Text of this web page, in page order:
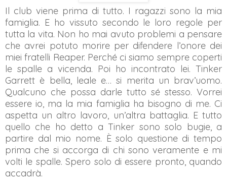
Il club viene prima di tutto. I ragazzi sono la mia
famiglia. E ho vissuto secondo le loro regole per
tutta la vita. Non ho mai avuto problemi a pensare
che avrei potuto morire per difendere l’onore dei
miei fratelli Reaper. Perché ci siamo sempre coperti
le spalle a vicenda. Poi ho incontrato lei. Tinker
Garrett è bella, leale e… si merita un brav’uomo.
Qualcuno che possa darle tutto sé stesso. Vorrei
essere io, ma la mia famiglia ha bisogno di me. Ci
aspetta un altro lavoro, un’altra battaglia. E tutto
quello che ho detto a Tinker sono solo bugie, a
partire dal mio nome. È solo questione di tempo
prima che si accorga di chi sono veramente e mi
volti le spalle. Spero solo di essere pronto, quando
accadrà.